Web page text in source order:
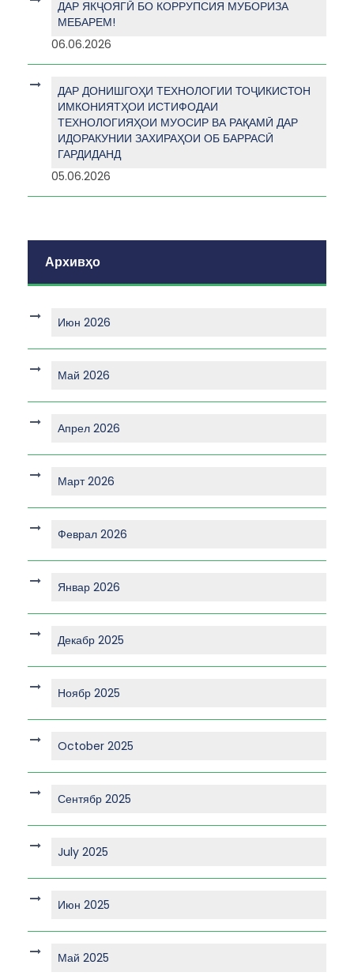
ДАР ЯКҶОЯГӢ БО КОРРУПСИЯ МУБОРИЗА
МЕБАРЕМ!
06.06.2026
ДАР ДОНИШГОҲИ ТЕХНОЛОГИИ ТОҶИКИСТОН
ИМКОНИЯТҲОИ ИСТИФОДАИ
ТЕХНОЛОГИЯҲОИ МУОСИР ВА РАҚАМӢ ДАР
ИДОРАКУНИИ ЗАХИРАҲОИ ОБ БАРРАСӢ
ГАРДИДАНД
05.06.2026
Архивҳо
Июн 2026
Май 2026
Апрел 2026
Март 2026
Феврал 2026
Январ 2026
Декабр 2025
Ноябр 2025
October 2025
Сентябр 2025
July 2025
Июн 2025
Май 2025